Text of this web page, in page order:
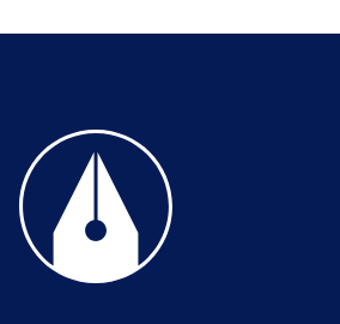
Til forsiden